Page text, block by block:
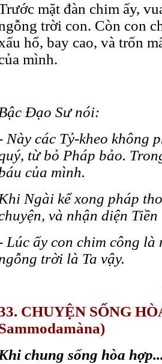
mặt đàn chim ấy,
trời con. Còn con
hổ, bay cao, và trốn
mình.
Bậc Ðạo Sư nói:
Này các Tỷ-kheo không
từ bỏ Pháp bảo.
của mình.
Khi Ngài kể xong pháp
và nhận diện
Lúc ấy con chim công
trời là Ta vậy.
CHUYỆN SỐNG
chung sống hòa